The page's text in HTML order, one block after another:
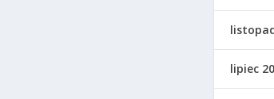
lipiec